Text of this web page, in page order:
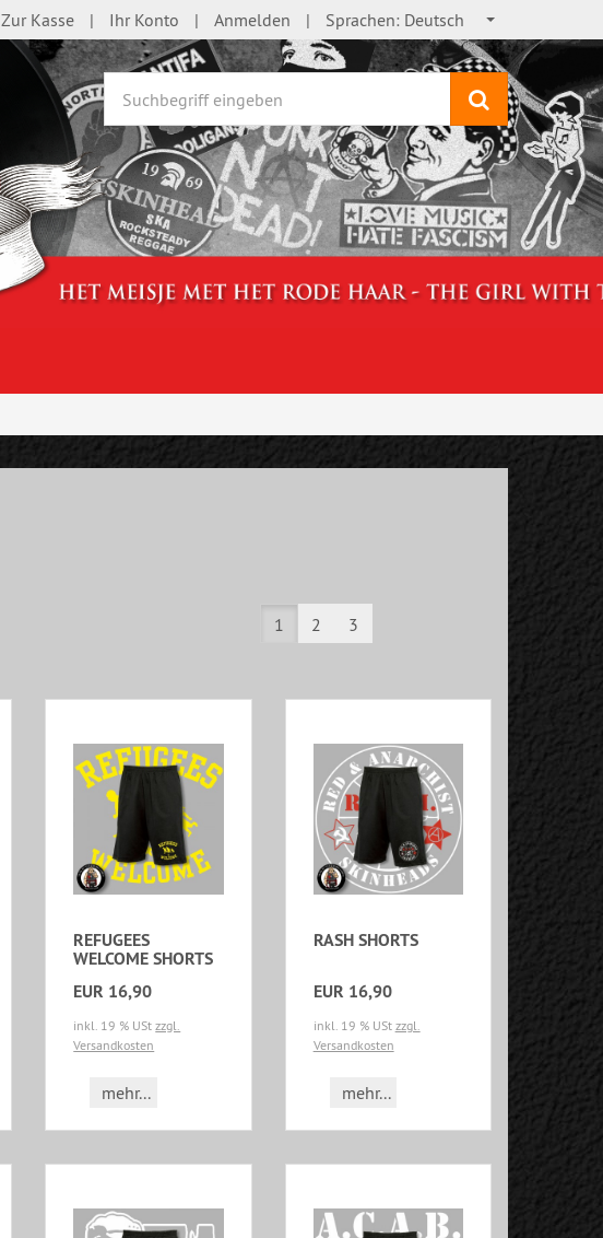
Zur Kasse Ihr Konto Anmelden Sprachen: Deutsch
Suchen
1 2 3
REFUGEES
WELCOME SHORTS
EUR 16,90
inkl. 19 % UStzzgl.
Versandkosten
mehr...
RASH SHORTS
EUR 16,90
inkl. 19 % USt zzgl.
Versandkosten
mehr...